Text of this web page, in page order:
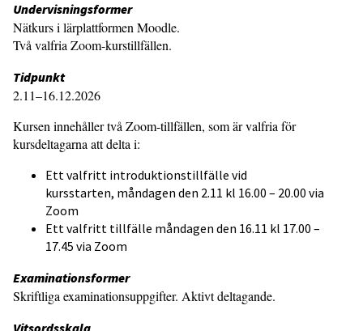
Undervisningsformer
Nätkurs i lärplattformen Moodle.
Två valfria Zoom-kurstillfällen.
Tidpunkt
2.11–16.12.2026
Kursen innehåller två Zoom-tillfällen, som är valfria för
kursdeltagarna att delta i:
Ett valfritt introduktionstillfälle vid
kursstarten, måndagen den 2.11 kl 16.00 – 20.00 via
Zoom
Ett valfritt tillfälle måndagen den 16.11 kl 17.00 –
17.45 via Zoom
Examinationsformer
Skriftliga examinationsuppgifter. Aktivt deltagande.
Vitsordsskala